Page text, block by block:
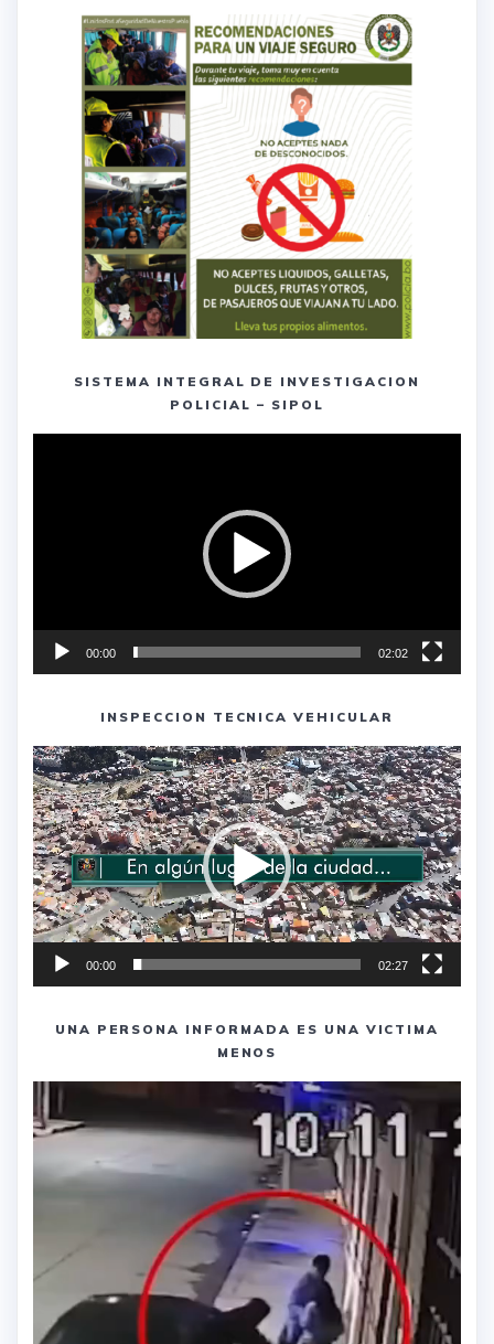
SISTEMA INTEGRAL DE INVESTIGACION
POLICIAL – SIPOL
00:00 02:02
INSPECCION TECNICA VEHICULAR
Reproductor
de
vídeo
00:00 02:27
UNA PERSONA INFORMADA ES UNA VICTIMA
MENOS
Reproductor
de
vídeo